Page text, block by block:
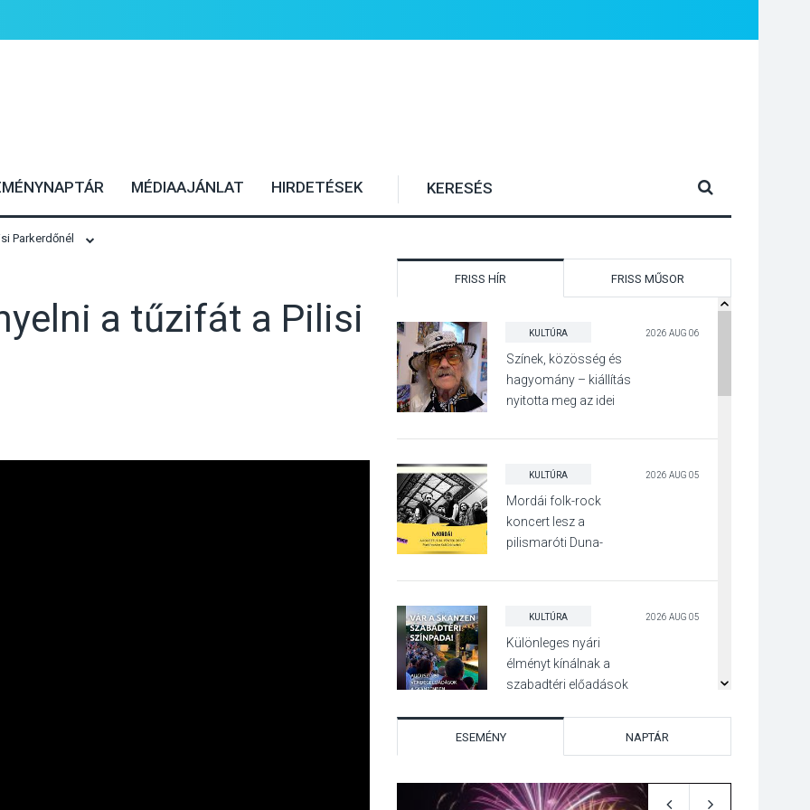
MÉDIAAJÁNLAT HIRDETÉSEK
Parkerdőnél
a tűzifát a Pilisi
FRISS HÍR FRISS MŰSOR
KULTÚRA 2026 AUG 06
Színek, közösség és
hagyomány – kiállítás
nyitotta meg az idei
KULTÚRA 2026 AUG 05
Mordái folk-rock
koncert lesz a
pilismaróti Duna-
KULTÚRA 2026 AUG 05
Különleges nyári
élményt kínálnak a
szabadtéri előadások
KÖZÉLET 2026 AUG 05
Szeptembertől
emelkednek a
ESEMÉNY NAPTÁR